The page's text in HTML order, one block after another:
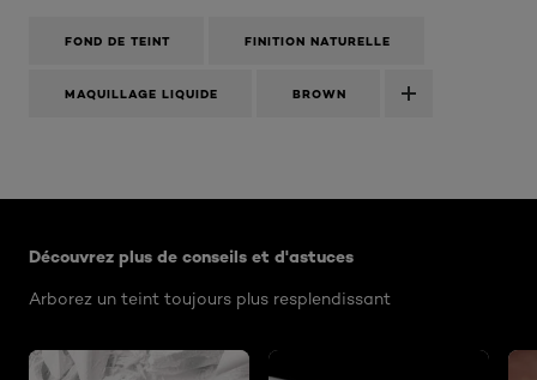
FOND DE TEINT FINITION NATURELLE
MAQUILLAGE LIQUIDE BROWN
Découvrez plus de conseils et d'astuces
Arborez un teint toujours plus resplendissant